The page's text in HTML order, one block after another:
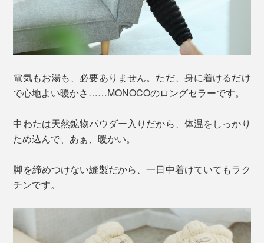
電気もお湯も、必要ありません。ただ、身に着けるだけ
で心地よい暖かさ……MONOCOのロングセラーです。
中わたは天然鉱物パウダー入りだから、体温をしっかり
ため込んで、あぁ、暖かい。
脚を締めつけない縫製だから、一日中着けていてもラク
チンです。